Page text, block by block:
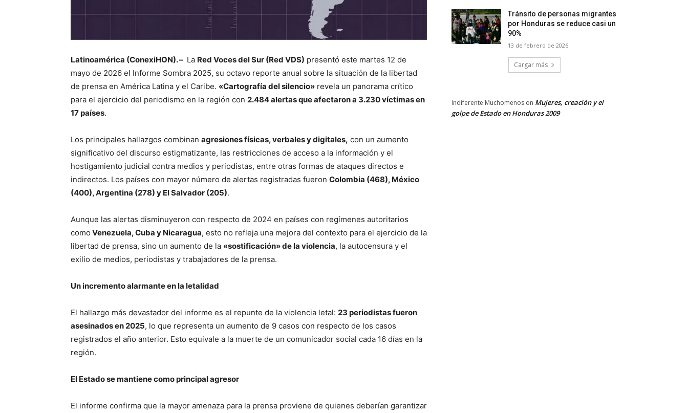
Latinoamérica (ConexiHON). – La Red Voces del Sur (Red VDS) presentó este martes 12 de
mayo de 2026 el Informe Sombra 2025, su octavo reporte anual sobre la situación de la libertad
de prensa en América Latina y el Caribe. «Cartografía del silencio» revela un panorama crítico
para el ejercicio del periodismo en la región con 2.484 alertas que afectaron a 3.230 víctimas en
17 países.
Los principales hallazgos combinan agresiones físicas, verbales y digitales, con un aumento
significativo del discurso estigmatizante, las restricciones de acceso a la información y el
hostigamiento judicial contra medios y periodistas, entre otras formas de ataques directos e
indirectos. Los países con mayor número de alertas registradas fueron Colombia (468), México
(400), Argentina (278) y El Salvador (205).
Aunque las alertas disminuyeron con respecto de 2024 en países con regímenes autoritarios
como Venezuela, Cuba y Nicaragua, esto no refleja una mejora del contexto para el ejercicio de la
libertad de prensa, sino un aumento de la «sostificación» de la violencia, la autocensura y el
exilio de medios, periodistas y trabajadores de la prensa.
Un incremento alarmante en la letalidad
El hallazgo más devastador del informe es el repunte de la violencia letal: 23 periodistas fueron
asesinados en 2025, lo que representa un aumento de 9 casos con respecto de los casos
registrados el año anterior. Esto equivale a la muerte de un comunicador social cada 16 días en la
región.
El Estado se mantiene como principal agresor
El informe confirma que la mayor amenaza para la prensa proviene de quienes deberían garantizar
Tránsito de personas migrantes
por Honduras se reduce casi un
90%
13 de febrero de 2026
Cargar más
Indiferente Muchomenos on Mujeres, creación y el
golpe de Estado en Honduras 2009